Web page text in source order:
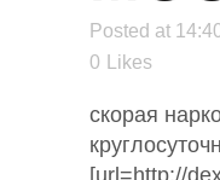
Posted at
0
Likes
скорая
[url=http://